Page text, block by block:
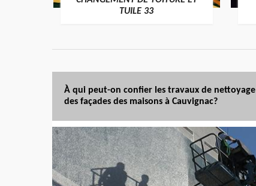
TUILE 33
À qui peut-on confier les travaux de nettoyage
des façades des maisons à Cauvignac?